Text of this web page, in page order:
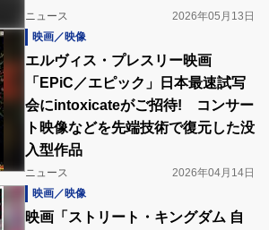
ニュース
2026年05月13日
映画／映像
エルヴィス・プレスリー映画
「EPiC／エピック」日本最速試写
会にintoxicateがご招待! コンサー
ト映像などを先端技術で復元した没
入型作品
ニュース
2026年04月14日
映画／映像
映画「ストリート・キングダム 自